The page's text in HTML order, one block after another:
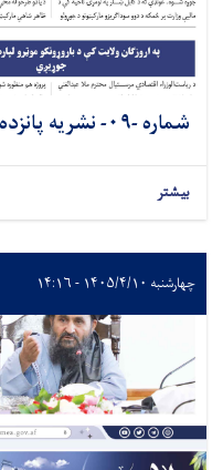
شماره -۰۹- نشريه پانزده روزه الکترونیکی
بیشتر
چهارشنبه ۱۴۰۵/۴/۱۰ - ۱۴:۱۶